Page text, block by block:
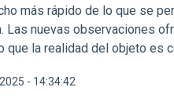
más rápido de lo que se
Las nuevas observaciones
que la realidad del objeto
- 14:34:42